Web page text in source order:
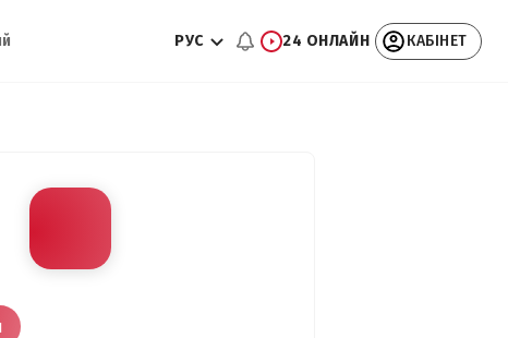
РУС 24 ОНЛАЙН КАБІНЕТ